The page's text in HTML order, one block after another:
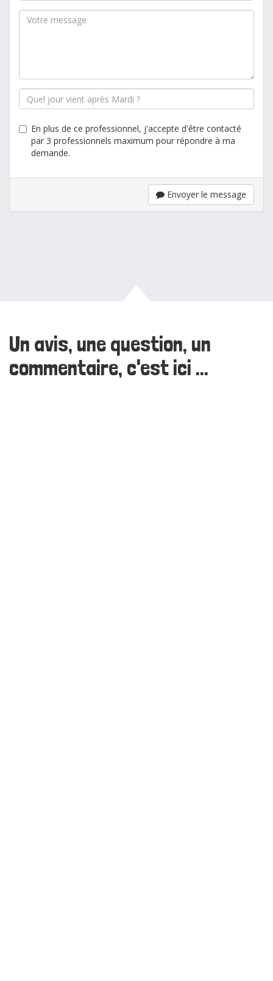
En plus de ce professionnel, j'accepte d'être contacté
par 3 professionnels maximum pour répondre à ma
demande.
Envoyer le message
Un avis, une question, un
commentaire, c'est ici ...